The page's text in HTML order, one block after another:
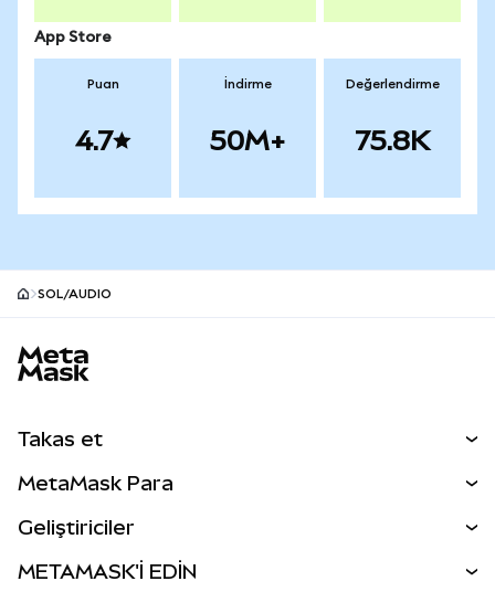
App Store
Puan
4.7
İndirme
50M+
Değerlendirme
75.8K
SOL/AUDIO
Takas et
Perps
RWA'lar
MetaMask Para
Geliştiriciler
METAMASK'İ EDİN